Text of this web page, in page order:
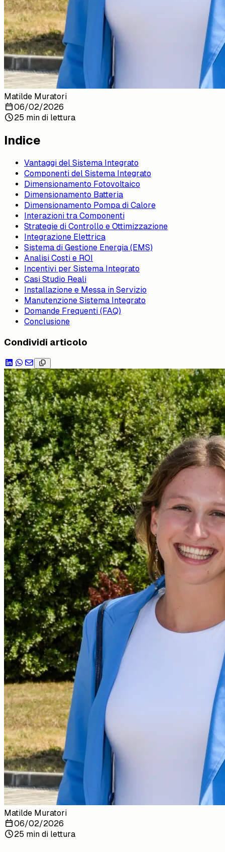
Matilde Muratori
06/02/2026
25 min di lettura
Indice
Vantaggi del Sistema Integrato
Componenti del Sistema Integrato
Dimensionamento Fotovoltaico
Dimensionamento Batteria
Dimensionamento Pompa di Calore
Interazioni tra Componenti
Strategie di Controllo e Ottimizzazione
Integrazione Elettrica
Sistema di Gestione Energia (EMS)
Analisi Costi e ROI
Incentivi per Sistema Integrato
Casi Studio Reali
Installazione e Messa in Servizio
Manutenzione Sistema Integrato
Domande Frequenti (FAQ)
Conclusione
Condividi articolo
Matilde Muratori
06/02/2026
25 min di lettura